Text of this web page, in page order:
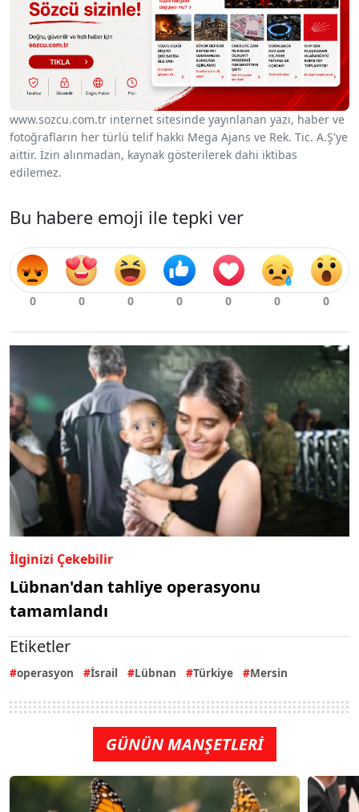
www.sozcu.com.tr internet sitesinde yayınlanan yazı, haber ve
fotoğrafların her türlü telif hakkı Mega Ajans ve Rek. Tic. A.Ş'ye
aittir. İzin alınmadan, kaynak gösterilerek dahi iktibas
edilemez.
Bu habere emoji ile tepki ver
İlginizi Çekebilir
Lübnan'dan tahliye operasyonu
tamamlandı
Etiketler
operasyon İsrail Lübnan Türkiye Mersin
GÜNÜN MANŞETLERİ